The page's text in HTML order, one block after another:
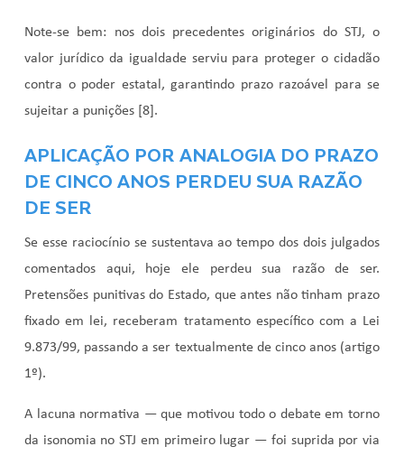
Note-se bem: nos dois precedentes originários do STJ, o
valor jurídico da igualdade serviu para proteger o cidadão
contra o poder estatal, garantindo prazo razoável para se
sujeitar a punições [8].
APLICAÇÃO POR ANALOGIA DO PRAZO
DE CINCO ANOS PERDEU SUA RAZÃO
DE SER
Se esse raciocínio se sustentava ao tempo dos dois julgados
comentados aqui, hoje ele perdeu sua razão de ser.
Pretensões punitivas do Estado, que antes não tinham prazo
fixado em lei, receberam tratamento específico com a Lei
9.873/99, passando a ser textualmente de cinco anos (artigo
1º).
A lacuna normativa — que motivou todo o debate em torno
da isonomia no STJ em primeiro lugar — foi suprida por via